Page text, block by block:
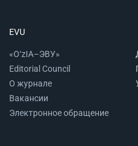
EVU
«O‘zIA–ЭВУ»
Editorial Council
О журнале
Вакансии
Электронное обращение